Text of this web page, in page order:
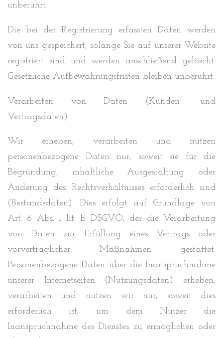
unberührt.
Die bei der Registrierung erfassten Daten werden
von uns gespeichert, solange Sie auf unserer Website
registriert sind und werden anschließend gelöscht.
Gesetzliche Aufbewahrungsfristen bleiben unberührt.
Verarbeiten von Daten (Kunden- und
Vertragsdaten)
Wir erheben, verarbeiten und nutzen
personenbezogene Daten nur, soweit sie für die
Begründung, inhaltliche Ausgestaltung oder
Änderung des Rechtsverhältnisses erforderlich sind
(Bestandsdaten). Dies erfolgt auf Grundlage von
Art. 6 Abs. 1 lit. b DSGVO, der die Verarbeitung
von Daten zur Erfüllung eines Vertrags oder
vorvertraglicher Maßnahmen gestattet.
Personenbezogene Daten über die Inanspruchnahme
unserer Internetseiten (Nutzungsdaten) erheben,
verarbeiten und nutzen wir nur, soweit dies
erforderlich ist, um dem Nutzer die
Inanspruchnahme des Dienstes zu ermöglichen oder